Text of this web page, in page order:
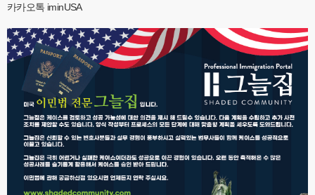
카카오톡 iminUSA